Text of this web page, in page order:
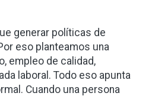
generar políticas de
eso planteamos una
empleo de calidad,
laboral. Todo eso apunta
Cuando una persona